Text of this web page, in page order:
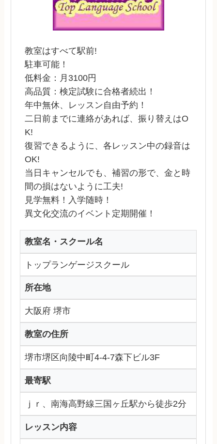
教室はすべて駅前!
駐車可能！
低料金：月3100円
高品質：検定試験に合格者続出！
年中無休、レッスン自由予約！
二日前までに連絡があれば、振り替えはO
K!
復習できるように、各レッスン中の録音は
OK!
当日キャンセルでも、補習の形で、金と時
間の損はないように工夫!
見学無料！入学随時！
異文化交流のイベント定期開催！
教室名・スクール名
トップランゲージスクール
所在地
大阪府 堺市
教室の住所
堺市堺区向陵中町4-4-7森下ビル3F
最寄駅
ｊｒ、南海高野線三国ヶ丘駅から徒歩2分
レッスン内容